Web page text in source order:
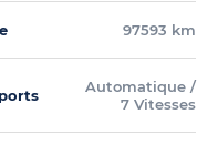
97593 km
Automatique /
7 Vitesses